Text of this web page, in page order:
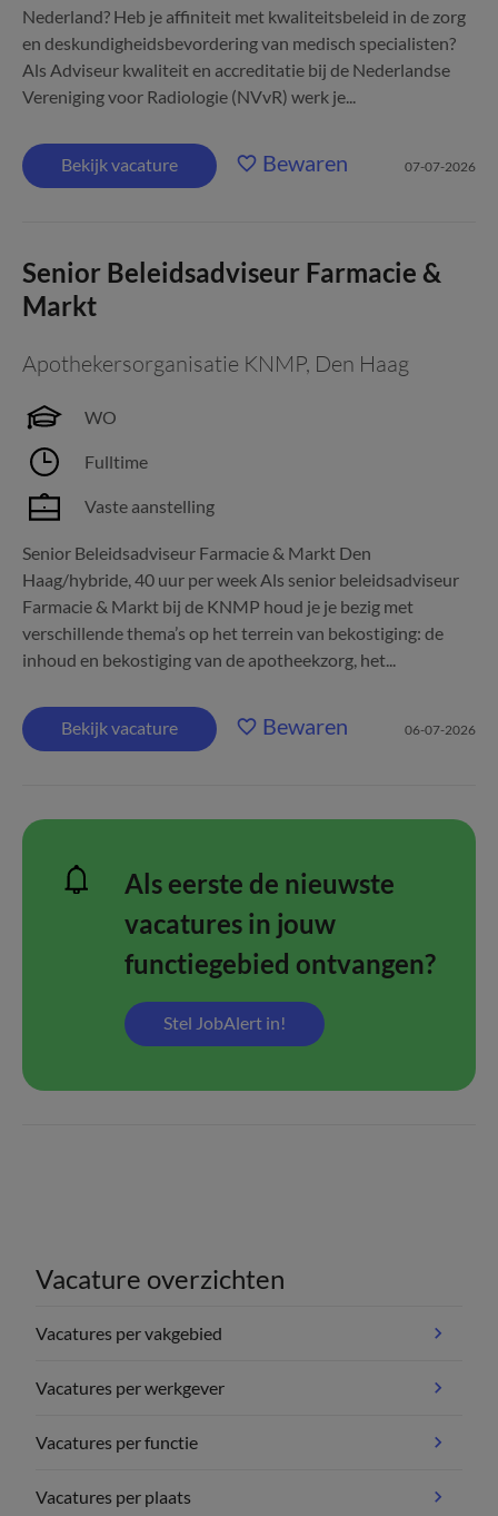
Nederland? Heb je affiniteit met kwaliteitsbeleid in de zorg
en deskundigheidsbevordering van medisch specialisten?
Als Adviseur kwaliteit en accreditatie bij de Nederlandse
Vereniging voor Radiologie (NVvR) werk je...
Bekijk vacature Bewaren 07-07-2026
Senior Beleidsadviseur Farmacie &
Markt
Apothekersorganisatie KNMP, Den Haag
WO
Fulltime
Vaste aanstelling
Senior Beleidsadviseur Farmacie & Markt Den
Haag/hybride, 40 uur per week Als senior beleidsadviseur
Farmacie & Markt bij de KNMP houd je je bezig met
verschillende thema’s op het terrein van bekostiging: de
inhoud en bekostiging van de apotheekzorg, het...
Bekijk vacature Bewaren 06-07-2026
Als eerste de nieuwste
vacatures in jouw
functiegebied ontvangen?
Stel JobAlert in!
Vacature overzichten
Vacatures per vakgebied
Vacatures per werkgever
Vacatures per functie
Vacatures per plaats